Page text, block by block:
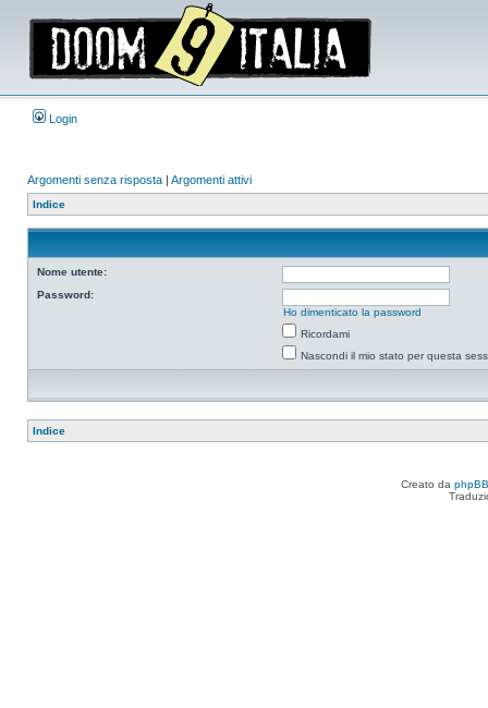
Login
Argomenti senza risposta | Argomenti attivi
Indice
Nome utente:
Password:
Ho dimenticato la password
Ricordami
Nascondi il mio stato per questa
Indice
Creato da phpBB